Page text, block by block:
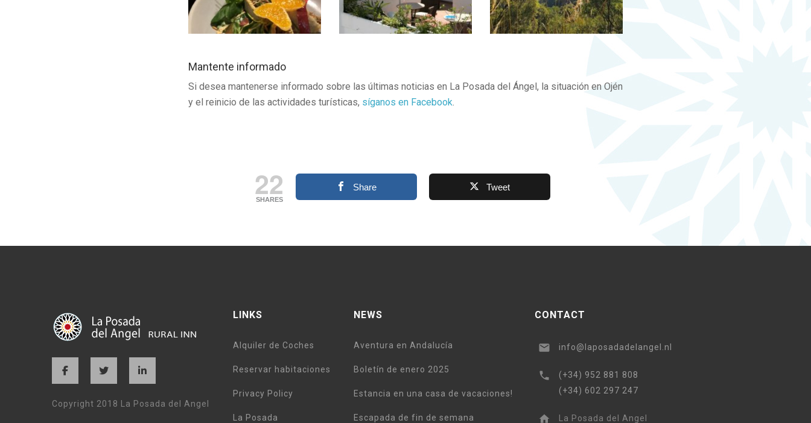
Mantente informado
Si desea mantenerse informado sobre las últimas noticias en La Posada del Ángel, la situación en Ojén
y el reinicio de las actividades turísticas, síganos en Facebook.
22
SHARES
Share Tweet
Copyright 2018 La Posada del Angel
LINKS
Alquiler de Coches
Reservar habitaciones
Privacy Policy
La Posada
NEWS
Aventura en Andalucía
Boletín de enero 2025
Estancia en una casa de vacaciones!
Escapada de fin de semana
CONTACT
info@laposadadelangel.nl
(+34) 952 881 808
(+34) 602 297 247
La Posada del Angel